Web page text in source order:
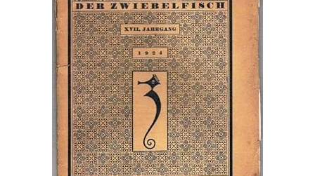
Textbooks
Start Selling
CLOSE